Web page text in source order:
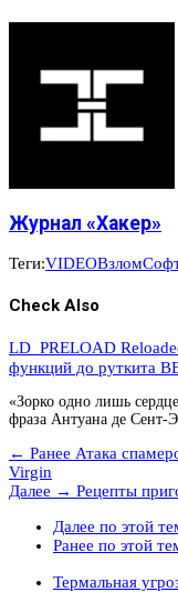
Журнал «Хакер»
Теги:VIDEOВзлом
Check Also
LD_PRELOAD
функций до руткита
«Зорко одно лишь
фраза Антуана де Сент-
← Ранее Атака
Virgin
Далее → Рецепты
Далее по этой
Ранее по этой
Термальная